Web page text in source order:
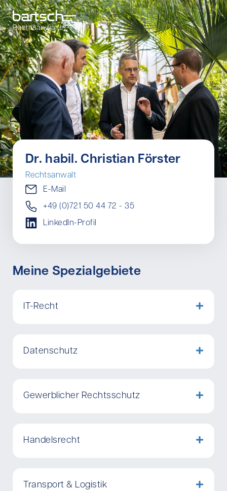
Dr. habil. Christian Förster
Rechtsanwalt
E-Mail
+49 (0)721 50 44 72 - 35
LinkedIn-Profil
Meine Spezialgebiete
IT-Recht
Datenschutz
Gewerblicher Rechtsschutz
Handelsrecht
Transport & Logistik